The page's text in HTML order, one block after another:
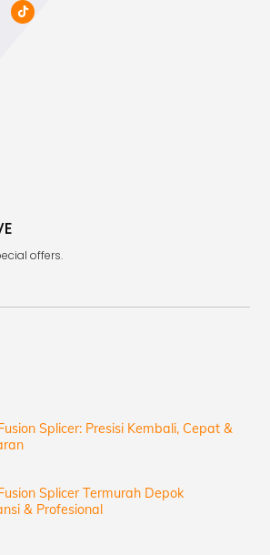
offers.
Splicer: Presisi Kembali, Cepat &
Splicer Termurah Depok
& Profesional